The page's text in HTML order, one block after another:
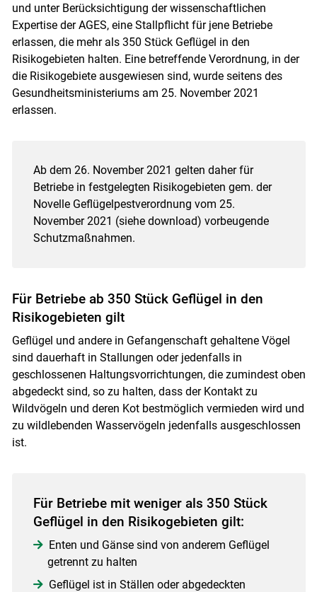
und unter Berücksichtigung der wissenschaftlichen
Expertise der AGES, eine Stallpflicht für jene Betriebe
erlassen, die mehr als 350 Stück Geflügel in den
Risikogebieten halten. Eine betreffende Verordnung, in der
die Risikogebiete ausgewiesen sind, wurde seitens des
Gesundheitsministeriums am 25. November 2021
erlassen.
Ab dem 26. November 2021 gelten daher für
Betriebe in festgelegten Risikogebieten gem. der
Novelle Geflügelpestverordnung vom 25.
November 2021 (siehe download) vorbeugende
Schutzmaßnahmen.
Für Betriebe ab 350 Stück Geflügel in den
Risikogebieten gilt
Geflügel und andere in Gefangenschaft gehaltene Vögel
sind dauerhaft in Stallungen oder jedenfalls in
geschlossenen Haltungsvorrichtungen, die zumindest oben
abgedeckt sind, so zu halten, dass der Kontakt zu
Wildvögeln und deren Kot bestmöglich vermieden wird und
zu wildlebenden Wasservögeln jedenfalls ausgeschlossen
ist.
Für Betriebe mit weniger als 350 Stück
Geflügel in den Risikogebieten gilt:
Enten und Gänse sind von anderem Geflügel
getrennt zu halten
Geflügel ist in Ställen oder abgedeckten